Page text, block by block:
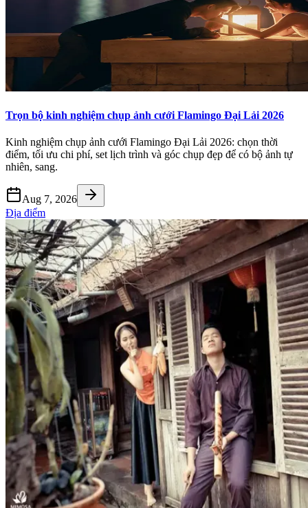
Trọn bộ kinh nghiệm chụp ảnh cưới Flamingo Đại Lải 2026
Kinh nghiệm chụp ảnh cưới Flamingo Đại Lải 2026: chọn thời
điểm, tối ưu chi phí, set lịch trình và góc chụp đẹp để có bộ ảnh tự
nhiên, sang.
Aug 7, 2026
Địa điểm